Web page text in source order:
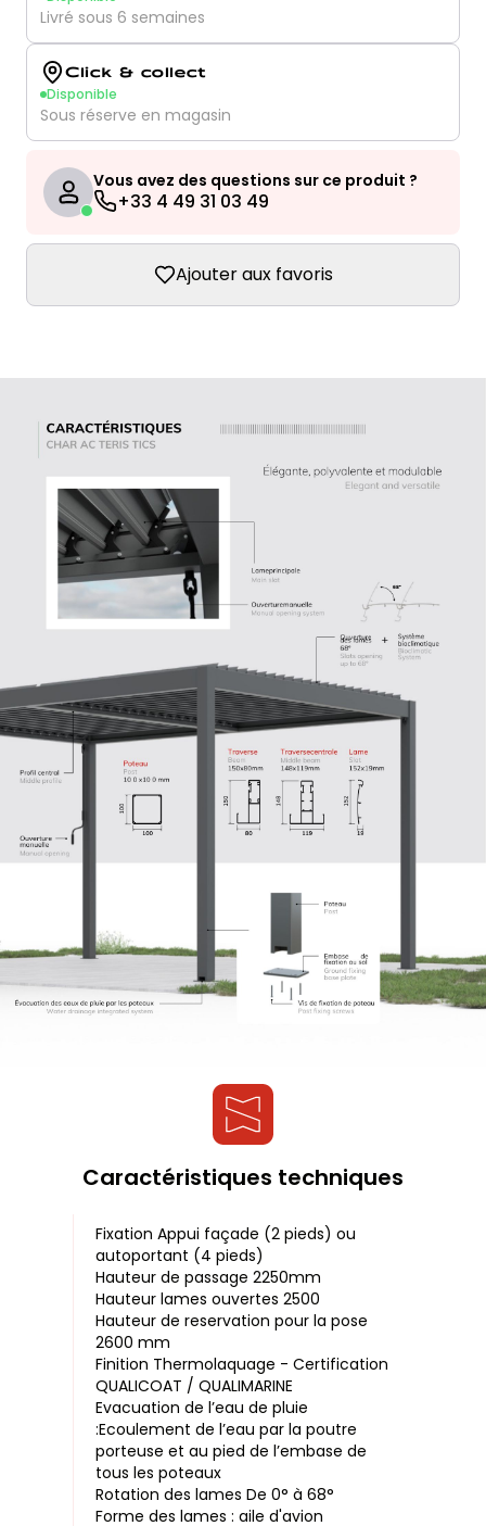
Livré sous 6 semaines
Click & collect
Disponible
Sous réserve en magasin
Vous avez des questions sur ce produit ?
+33 4 49 31 03 49
Ajouter aux favoris
Caractéristiques techniques
Fixation Appui façade (2 pieds) ou
autoportant (4 pieds)
Hauteur de passage 2250mm
Hauteur lames ouvertes 2500
Hauteur de reservation pour la pose
2600 mm
Finition Thermolaquage - Certification
QUALICOAT / QUALIMARINE
Evacuation de l’eau de pluie
:Ecoulement de l’eau par la poutre
porteuse et au pied de l’embase de
tous les poteaux
Rotation des lames De 0° à 68°
Forme des lames : aile d'avion